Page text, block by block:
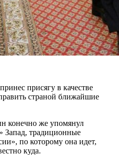
присягу в качестве
страной ближайшие
конечно же упомянул
Запад, традиционные
по которому она идет,
куда.